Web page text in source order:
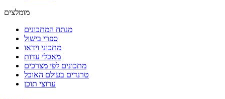
מומלצים
מנתח המתכונים
ספרי בישול
מתכוני וידאו
מאכלי עדות
מתכונים לפי מצרכים
טרנדים בעולם האוכל
ערוצי תוכן